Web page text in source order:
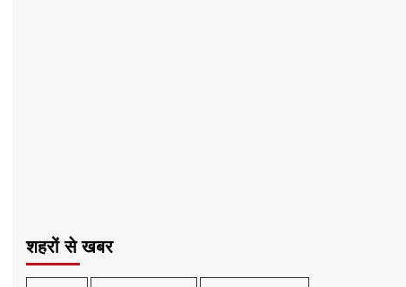
शहरों से खबर